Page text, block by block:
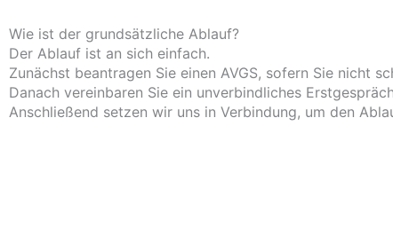
Wie ist der grundsätzliche Ablauf?
Der Ablauf ist an sich einfach.
Zunächst beantragen Sie einen AVGS, sofern Sie nicht
Danach vereinbaren Sie ein unverbindliches
Anschließend setzen wir uns in Verbindung, um den